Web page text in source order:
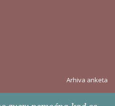
Arhiva anketa